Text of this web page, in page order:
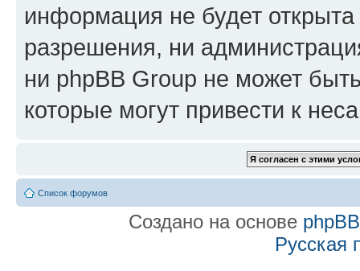
информация не будет
разрешения, ни
ни phpBB Group не может
которые могут привести к
Список форумов
Создано на основе phpBB
Русская